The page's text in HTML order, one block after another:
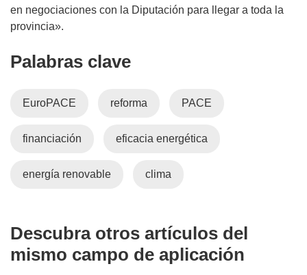
u
v
n
a
)
e
r
á
n
e
v
en negociaciones con la Diputación para llegar a toda la
provincia».
Palabras clave
EuroPACE reforma PACE
financiación eficacia energética
energía renovable clima
Descubra otros artículos del
mismo campo de aplicación